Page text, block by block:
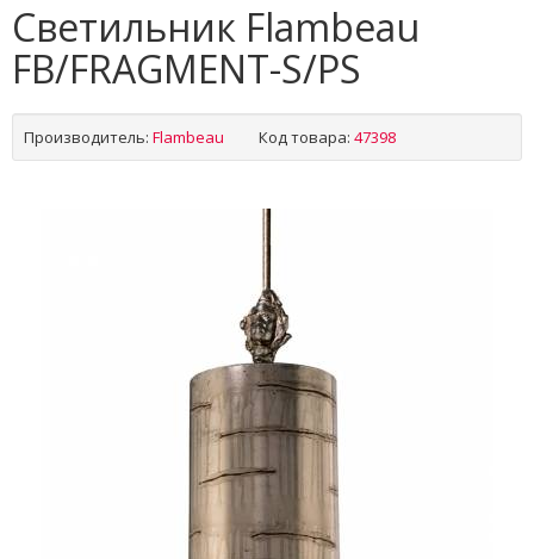
Светильник Flambeau
FB/FRAGMENT-S/PS
Производитель: Flambeau Код товара: 47398